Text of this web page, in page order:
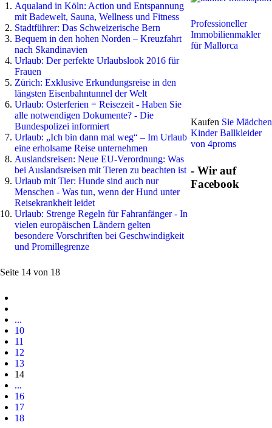
Aqualand in Köln: Action und Entspannung
mit Badewelt, Sauna, Wellness und Fitness
Stadtführer: Das Schweizerische Bern
Bequem in den hohen Norden – Kreuzfahrt
nach Skandinavien
Urlaub: Der perfekte Urlaubslook 2016 für
Frauen
Zürich: Exklusive Erkundungsreise in den
längsten Eisenbahntunnel der Welt
Urlaub: Osterferien = Reisezeit - Haben Sie
alle notwendigen Dokumente? - Die
Bundespolizei informiert
Urlaub: „Ich bin dann mal weg“ – Im Urlaub
eine erholsame Reise unternehmen
Auslandsreisen: Neue EU-Verordnung: Was
bei Auslandsreisen mit Tieren zu beachten ist
Urlaub mit Tier: Hunde sind auch nur
Menschen - Was tun, wenn der Hund unter
Reisekrankheit leidet
Urlaub: Strenge Regeln für Fahranfänger - In
vielen europäischen Ländern gelten
besondere Vorschriften bei Geschwindigkeit
und Promillegrenze
Seite 14 von 18
...
10
11
12
13
14
...
16
17
18
Professioneller
Immobilienmakler
für Mallorca
Kaufen Sie Mädchen
Kinder Ballkleider
von 4proms
- Wir auf
Facebook